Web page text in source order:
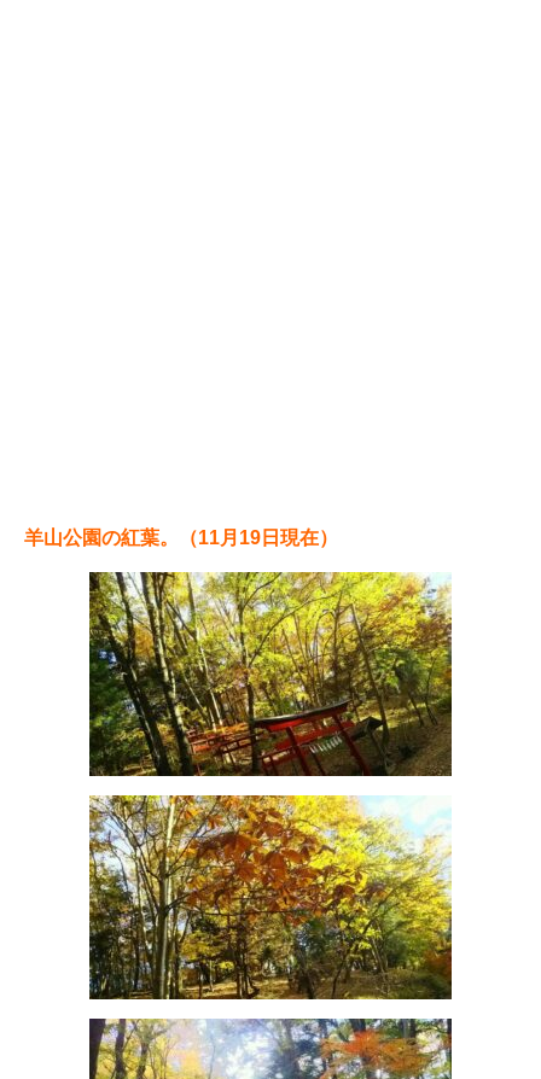
羊山公園の紅葉。（11月19日現在）